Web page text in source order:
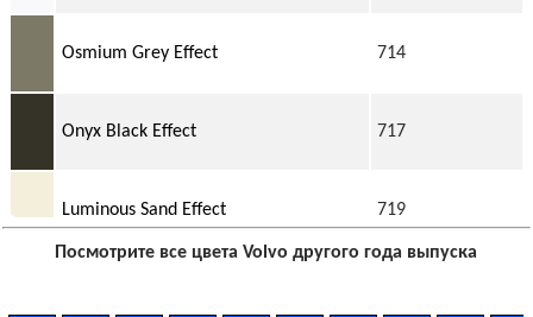
Osmium Grey Effect 714
Onyx Black Effect 717
Luminous Sand Effect 719
Посмотрите все цвета Volvo другого года выпуска